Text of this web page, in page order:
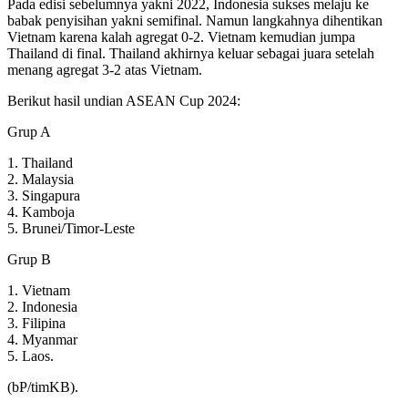
Pada edisi sebelumnya yakni 2022, Indonesia sukses melaju ke
babak penyisihan yakni semifinal. Namun langkahnya dihentikan
Vietnam karena kalah agregat 0-2. Vietnam kemudian jumpa
Thailand di final. Thailand akhirnya keluar sebagai juara setelah
menang agregat 3-2 atas Vietnam.
Berikut hasil undian ASEAN Cup 2024:
Grup A
1. Thailand
2. Malaysia
3. Singapura
4. Kamboja
5. Brunei/Timor-Leste
Grup B
1. Vietnam
2. Indonesia
3. Filipina
4. Myanmar
5. Laos.
(bP/timKB).